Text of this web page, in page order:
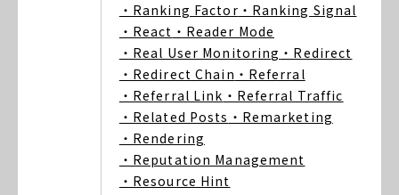
・Ranking Factor ・Ranking Signal
・React ・Reader Mode
・Real User Monitoring ・Redirect
・Redirect Chain ・Referral
・Referral Link ・Referral Traffic
・Related Posts ・Remarketing
・Rendering
・Reputation Management
・Resource Hint